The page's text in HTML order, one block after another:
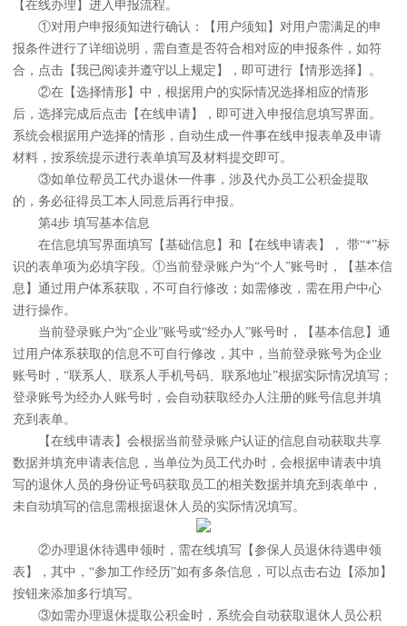
【在线办理】进入申报流程。
①对用户申报须知进行确认：【用户须知】对用户需满足的申
报条件进行了详细说明，需自查是否符合相对应的申报条件，如符
合，点击【我已阅读并遵守以上规定】，即可进行【情形选择】。
②在【选择情形】中，根据用户的实际情况选择相应的情形
后，选择完成后点击【在线申请】，即可进入申报信息填写界面。
系统会根据用户选择的情形，自动生成一件事在线申报表单及申请
材料，按系统提示进行表单填写及材料提交即可。
③如单位帮员工代办退休一件事，涉及代办员工公积金提取
的，务必征得员工本人同意后再行申报。
第4步 填写基本信息
在信息填写界面填写【基础信息】和【在线申请表】， 带“*”标
识的表单项为必填字段。①当前登录账户为“个人”账号时，【基本信
息】通过用户体系获取，不可自行修改；如需修改，需在用户中心
进行操作。
当前登录账户为“企业”账号或“经办人”账号时，【基本信息】通
过用户体系获取的信息不可自行修改，其中，当前登录账号为企业
账号时，“联系人、联系人手机号码、联系地址”根据实际情况填写；
登录账号为经办人账号时，会自动获取经办人注册的账号信息并填
充到表单。
【在线申请表】会根据当前登录账户认证的信息自动获取共享
数据并填充申请表信息，当单位为员工代办时，会根据申请表中填
写的退休人员的身份证号码获取员工的相关数据并填充到表单中，
未自动填写的信息需根据退休人员的实际情况填写。
②办理退休待遇申领时，需在线填写【参保人员退休待遇申领
表】，其中，“参加工作经历”如有多条信息，可以点击右边【添加】
按钮来添加多行填写。
③如需办理退休提取公积金时，系统会自动获取退休人员公积